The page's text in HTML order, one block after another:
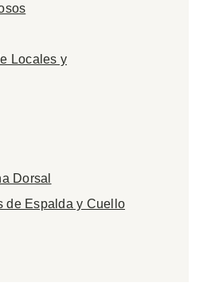
Locales y
Dorsal
de Espalda y Cuello